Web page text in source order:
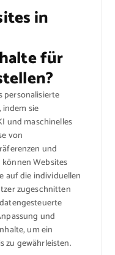
in
für
personalisierte
sie
und maschinelles
von
und
Websites
auf die individuellen
zugeschnitten
und
um ein
zu gewährleisten.